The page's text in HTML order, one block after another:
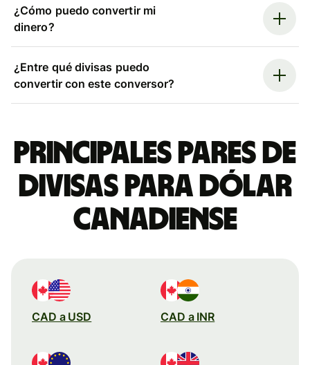
¿Cómo puedo convertir mi
dinero?
¿Entre qué divisas puedo
convertir con este conversor?
Principales pares de
divisas para dólar
canadiense
CAD a USD CAD a INR